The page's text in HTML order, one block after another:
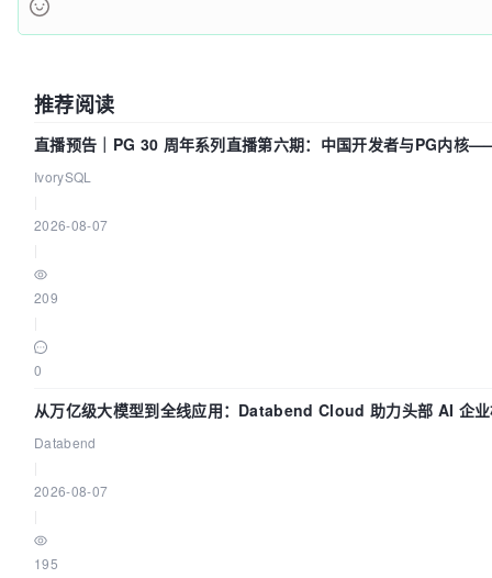
推荐阅读
直播预告｜PG 30 周年系列直播第六期：中国开发者与PG内核
IvorySQL
2026-08-07
209
0
从万亿级大模型到全线应用：Databend Cloud 助力头部 AI 企
Databend
2026-08-07
195